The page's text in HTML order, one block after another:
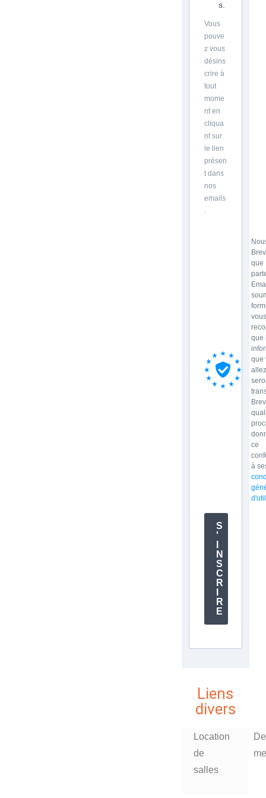
s.
Vous
pouve
z vous
désins
crire à
tout
mome
nt en
cliqua
nt sur
le lien
présen
t dans
nos
emails
.
que
vous
que
que
ce
à
S
'
N
S
C
R
R
E
Liens
divers
Location
de
salles